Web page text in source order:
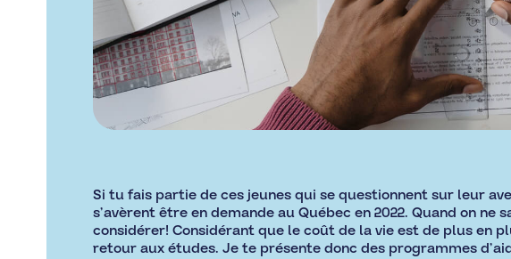
Si tu fais partie de ces jeunes qui se questionnent sur leur
s’avèrent être en demande au Québec en 2022. Quand on
considérer! Considérant que le coût de la vie est de plus en
retour aux études. Je te présente donc des programmes